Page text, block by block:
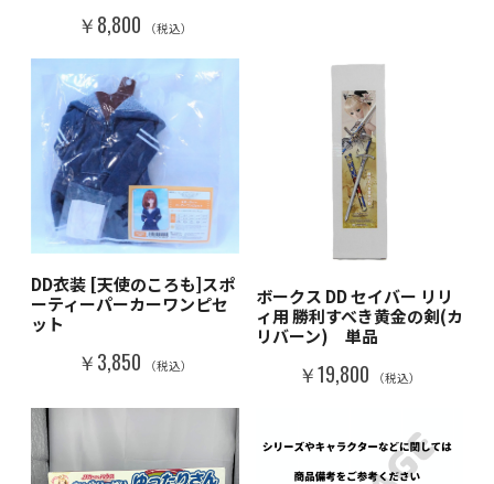
￥8,800 （税込）
DD衣装 [天使のころも]スポ
ーティーパーカーワンピセ
ット
￥3,850 （税込）
ボークス DD セイバー リリ
ィ用 勝利すべき黄金の剣(カ
リバーン) 単品
￥19,800 （税込）